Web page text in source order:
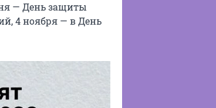
— День защиты
4 ноября — в День